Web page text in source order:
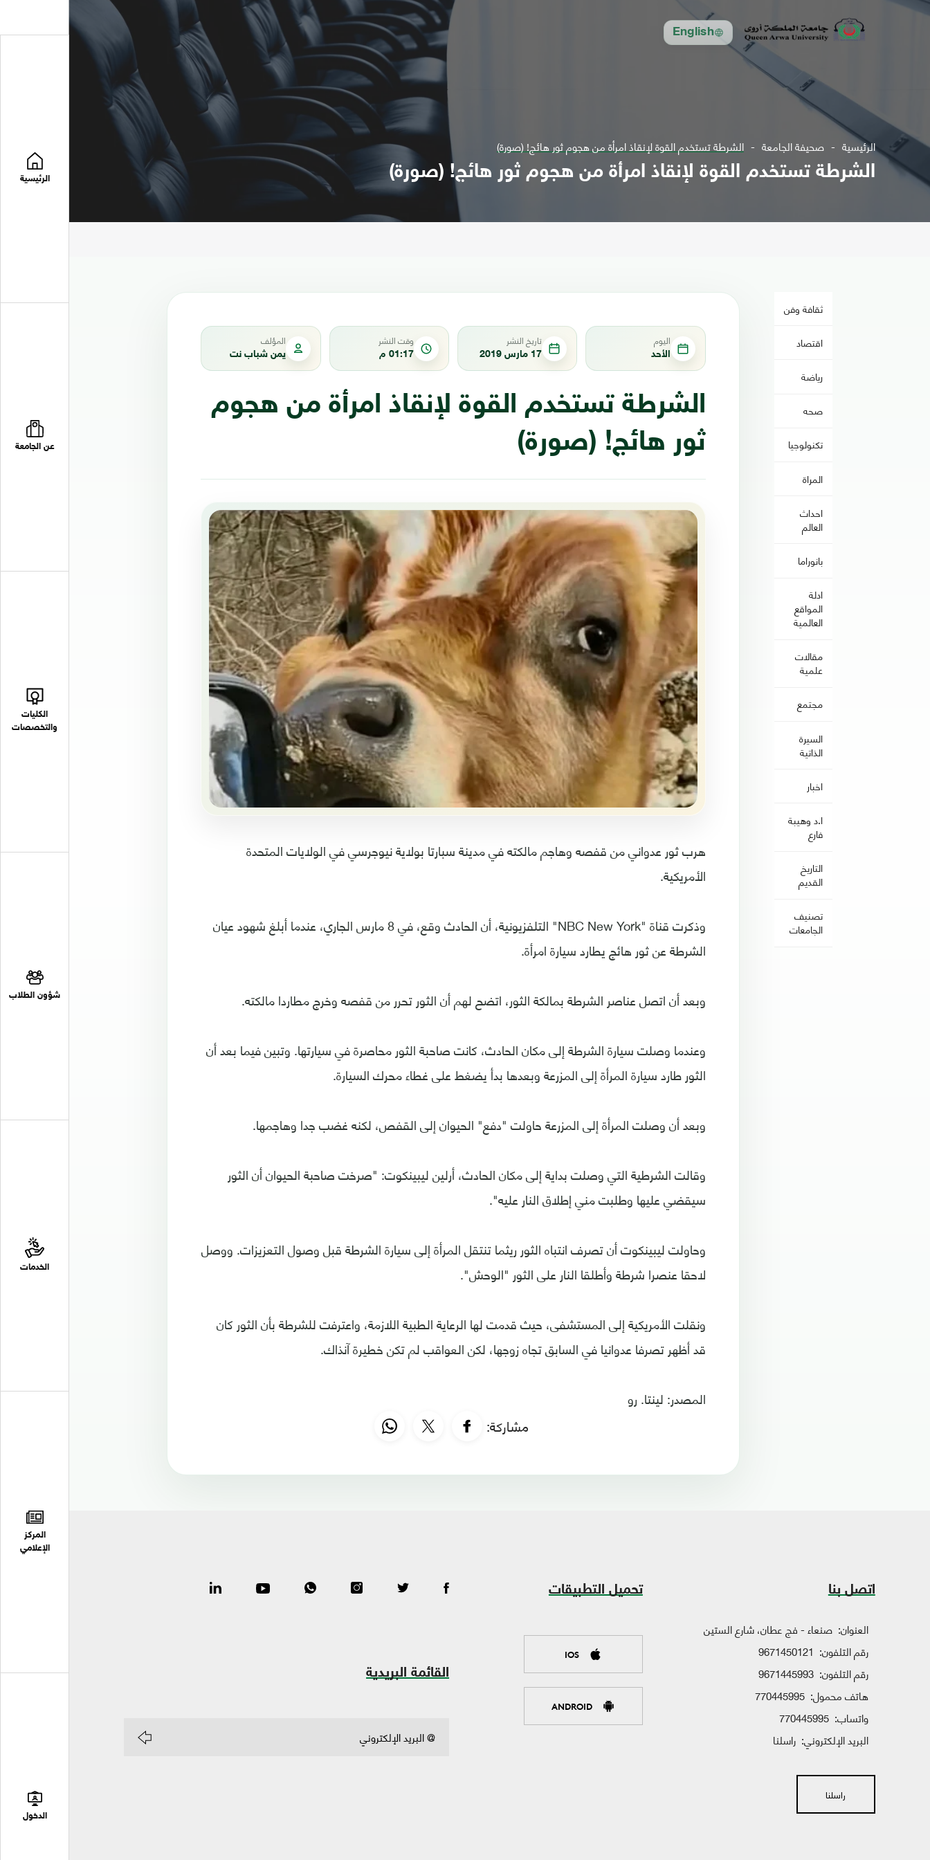
English
الرئيسية
عن الجامعة
الكليات
والتخصصات
شؤون الطلاب
الخدمات
المركز
الإعلامي
الدخول
الرئيسية صحيفة الجامعة الشرطة تستخدم القوة لإنقاذ امرأة من هجوم ثور هائج! (صورة)
الشرطة تستخدم القوة لإنقاذ امرأة من هجوم ثور هائج! (صورة)
ثقافة وفن
اقتصاد
رياضة
صحه
تكنولوجيا
المراة
احداث
العالم
بانوراما
ادلة
المواقع
العالمية
مقالات
علمية
مجتمع
السيرة
الذاتية
اخبار
ا.د وهيبة
فارع
التاريخ
القديم
تصنيف
الجامعات
اليوم
الأحد
تاريخ النشر
17 مارس 2019
وقت النشر
01:17 م
المؤلف
يمن شباب نت
الشرطة تستخدم القوة لإنقاذ امرأة من هجوم
ثور هائج! (صورة)
هرب ثور عدواني من قفصه وهاجم مالكته في مدينة سبارتا بولاية نيوجرسي في الولايات المتحدة
الأمريكية.
وذكرت قناة "NBC New York" التلفزيونية، أن الحادث وقع، في 8 مارس الجاري، عندما أبلغ شهود عيان
الشرطة عن ثور هائج يطارد سيارة امرأة.
وبعد أن اتصل عناصر الشرطة بمالكة الثور، اتضح لهم أن الثور تحرر من قفصه وخرج مطاردا مالكته.
وعندما وصلت سيارة الشرطة إلى مكان الحادث، كانت صاحبة الثور محاصرة في سيارتها. وتبين فيما بعد أن
الثور طارد سيارة المرأة إلى المزرعة وبعدها بدأ يضغط على غطاء محرك السيارة.
وبعد أن وصلت المرأة إلى المزرعة حاولت "دفع" الحيوان إلى القفص، لكنه غضب جدا وهاجمها.
وقالت الشرطية التي وصلت بداية إلى مكان الحادث، أرلين ليبينكوت: "صرخت صاحبة الحيوان أن الثور
سيقضي عليها وطلبت مني إطلاق النار عليه".
وحاولت ليبينكوت أن تصرف انتباه الثور ريثما تنتقل المرأة إلى سيارة الشرطة قبل وصول التعزيزات. ووصل
لاحقا عنصرا شرطة وأطلقا النار على الثور "الوحش".
ونقلت الأمريكية إلى المستشفى، حيث قدمت لها الرعاية الطبية اللازمة، واعترفت للشرطة بأن الثور كان
قد أظهر تصرفا عدوانيا في السابق تجاه زوجها، لكن العواقب لم تكن خطيرة آنذاك.
المصدر: لينتا. رو
مشاركة:
اتصل بنا
العنوان: صنعاء - فج عطان، شارع الستين
رقم التلفون: 9671450121
رقم التلفون: 9671445993
هاتف محمول: 770445995
واتساب: 770445995
البريد الإلكتروني: راسلنا
راسلنا
تحميل التطبيقات
IOS
ANDROID
القائمة البريدية